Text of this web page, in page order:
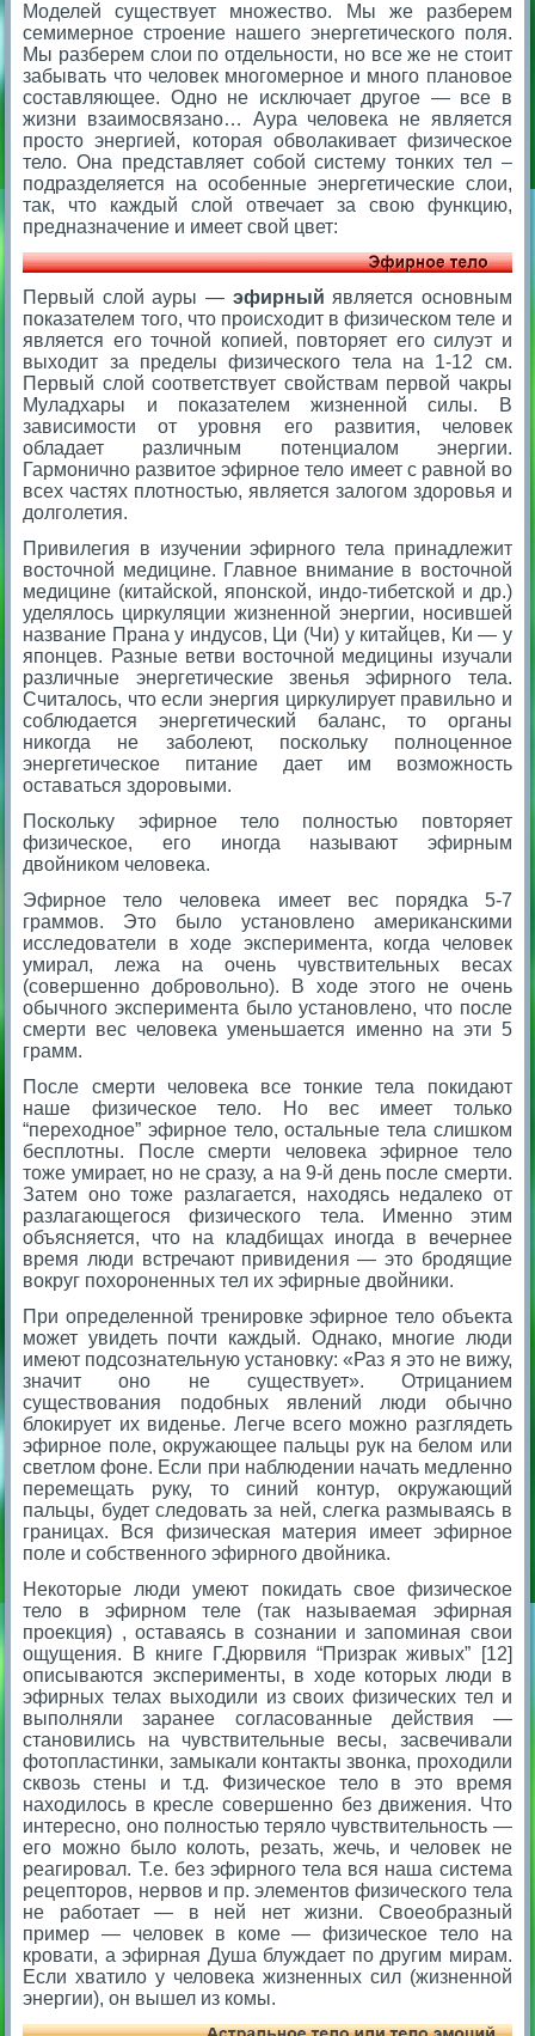
Моделей существует множество. Мы же разберем
семимерное строение нашего энергетического поля.
Мы разберем слои по отдельности, но все же не стоит
забывать что человек многомерное и много плановое
составляющее. Одно не исключает другое — все в
жизни взаимосвязано… Аура человека не является
просто энергией, которая обволакивает физическое
тело. Она представляет собой систему тонких тел –
подразделяется на особенные энергетические слои,
так, что каждый слой отвечает за свою функцию,
предназначение и имеет свой цвет:
Первый слой ауры — эфирный является основным
показателем того, что происходит в физическом теле и
является его точной копией, повторяет его силуэт и
выходит за пределы физического тела на 1-12 см.
Первый слой соответствует свойствам первой чакры
Муладхары и показателем жизненной силы. В
зависимости от уровня его развития, человек
обладает различным потенциалом энергии.
Гармонично развитое эфирное тело имеет с равной во
всех частях плотностью, является залогом здоровья и
долголетия.
Привилегия в изучении эфирного тела принадлежит
восточной медицине. Главное внимание в восточной
медицине (китайской, японской, индо-тибетской и др.)
уделялось циркуляции жизненной энергии, носившей
название Прана у индусов, Ци (Чи) у китайцев, Ки — у
японцев. Разные ветви восточной медицины изучали
различные энергетические звенья эфирного тела.
Считалось, что если энергия циркулирует правильно и
соблюдается энергетический баланс, то органы
никогда не заболеют, поскольку полноценное
энергетическое питание дает им возможность
оставаться здоровыми.
Поскольку эфирное тело полностью повторяет
физическое, его иногда называют эфирным
двойником человека.
Эфирное тело человека имеет вес порядка 5-7
граммов. Это было установлено американскими
исследователи в ходе эксперимента, когда человек
умирал, лежа на очень чувствительных весах
(совершенно добровольно). В ходе этого не очень
обычного эксперимента было установлено, что после
смерти вес человека уменьшается именно на эти 5
грамм.
После смерти человека все тонкие тела покидают
наше физическое тело. Но вес имеет только
“переходное” эфирное тело, остальные тела слишком
бесплотны. После смерти человека эфирное тело
тоже умирает, но не сразу, а на 9-й день после смерти.
Затем оно тоже разлагается, находясь недалеко от
разлагающегося физического тела. Именно этим
объясняется, что на кладбищах иногда в вечернее
время люди встречают привидения — это бродящие
вокруг похороненных тел их эфирные двойники.
При определенной тренировке эфирное тело объекта
может увидеть почти каждый. Однако, многие люди
имеют подсознательную установку: «Раз я это не вижу,
значит оно не существует». Отрицанием
существования подобных явлений люди обычно
блокирует их виденье. Легче всего можно разглядеть
эфирное поле, окружающее пальцы рук на белом или
светлом фоне. Если при наблюдении начать медленно
перемещать руку, то синий контур, окружающий
пальцы, будет следовать за ней, слегка размываясь в
границах. Вся физическая материя имеет эфирное
поле и собственного эфирного двойника.
Некоторые люди умеют покидать свое физическое
тело в эфирном теле (так называемая эфирная
проекция) , оставаясь в сознании и запоминая свои
ощущения. В книге Г.Дюрвиля “Призрак живых” [12]
описываются эксперименты, в ходе которых люди в
эфирных телах выходили из своих физических тел и
выполняли заранее согласованные действия —
становились на чувствительные весы, засвечивали
фотопластинки, замыкали контакты звонка, проходили
сквозь стены и т.д. Физическое тело в это время
находилось в кресле совершенно без движения. Что
интересно, оно полностью теряло чувствительность —
его можно было колоть, резать, жечь, и человек не
реагировал. Т.е. без эфирного тела вся наша система
рецепторов, нервов и пр. элементов физического тела
не работает — в ней нет жизни. Своеобразный
пример — человек в коме — физическое тело на
кровати, а эфирная Душа блуждает по другим мирам.
Если хватило у человека жизненных сил (жизненной
энергии), он вышел из комы.